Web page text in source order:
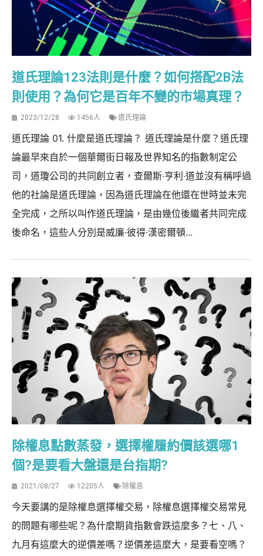
道氏理論123法則是什麼？如何搭配2B法
則使用？為何它是百年不變的市場真理？
2023/12/28 1456人 道氏理論
道氏理論 01. 什麼是道氏理論？ 道氏理論是什麼？道氏理
論最早來自於一個華爾街日報及世界知名的指數制定公
司，道瓊公司的共同創立者，查爾斯‧亨利‧道並沒有稱呼過
他的社論是道氏理論，因為道氏理論在他還在世時並未完
全完成，之所以叫作道氏理論，是由幾位後繼者共同完成
後命名，這些人分別是威廉·彼得·漢密爾頓...
除權息點數蒸發，選擇權履約價該選哪1
個?是要看大盤還是台指期?
2021/08/27 12205人 除權息
今天要講的是除權息選擇權交易，除權息選擇權交易常見
的問題有哪些呢？為什麼期貨指數會跌這麼多？七、八、
九月有這麼大的逆價差嗎？逆價差這麼大，是要看空嗎？